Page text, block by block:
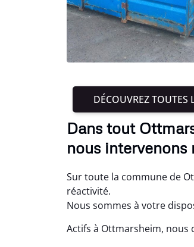
DÉCOUVREZ TOUTES
Dans tout
nous intervenons
Sur toute la commune de
réactivité.
Nous sommes à votre
Actifs à Ottmarsheim, nous